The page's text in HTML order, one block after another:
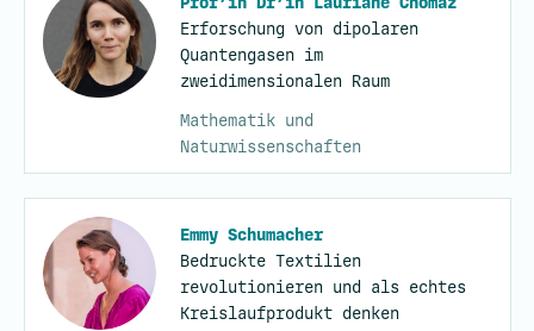
Erforschung von dipolaren
Quantengasen im
zweidimensionalen Raum
Mathematik und
Naturwissenschaften
Emmy Schumacher
Bedruckte Textilien
revolutionieren und als echtes
Kreislaufprodukt denken